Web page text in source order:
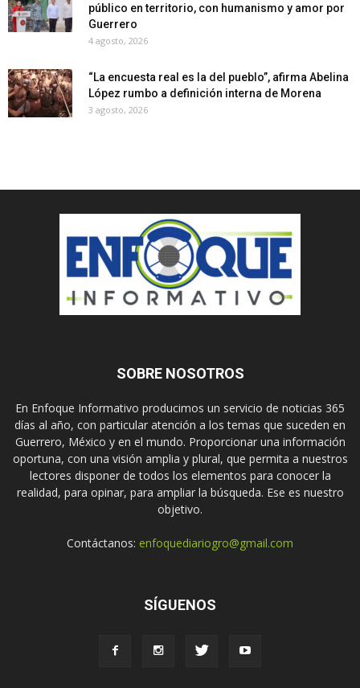
público en territorio, con humanismo y amor por
Guerrero
4 agosto, 2026
“La encuesta real es la del pueblo”, afirma Abelina
López rumbo a definición interna de Morena
3 agosto, 2026
SOBRE NOSOTROS
En Enfoque Informativo producimos un servicio de noticias 365
días al año, con particular atención a los temas que suceden en
Guerrero, México y en el mundo. Proporcionar una información
oportuna, con una visión amplia y plural, que permita a nuestros
lectores disponer de todos los elementos para conocer la
realidad, para opinar, para ampliar la búsqueda. Ese es nuestro
objetivo.
Contáctanos: enfoquediariogro@gmail.com
SÍGUENOS